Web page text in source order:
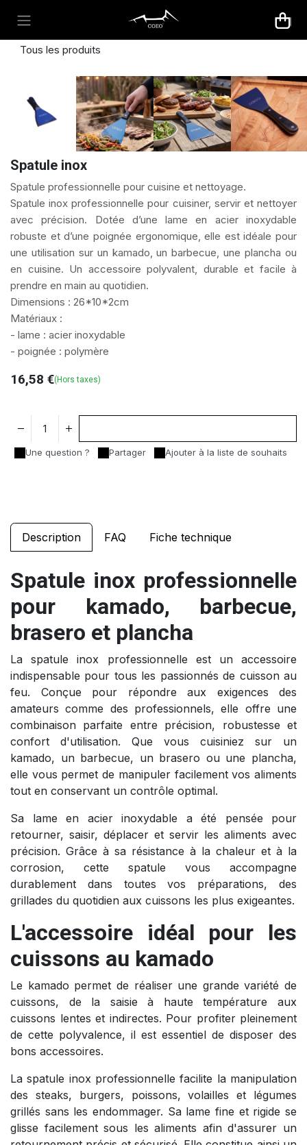
Tous les produits
Spatule inox
Spatule professionnelle pour cuisine et nettoyage.
Spatule inox professionnelle pour cuisiner, servir et nettoyer
avec précision. Dotée d’une lame en acier inoxydable
robuste et d’une poignée ergonomique, elle est idéale pour
une utilisation sur un kamado, un barbecue, une plancha ou
en cuisine. Un accessoire polyvalent, durable et facile à
prendre en main au quotidien.
Dimensions : 26*10*2cm
Matériaux :
- lame : acier inoxydable
- poignée : polymère
16,58 €(Hors taxes)
Une question ? Partager Ajouter à la liste de souhaits
Description FAQ Fiche technique
Spatule inox professionnelle
pour kamado, barbecue,
brasero et plancha
La spatule inox professionnelle est un accessoire
indispensable pour tous les passionnés de cuisson au
feu. Conçue pour répondre aux exigences des
amateurs comme des professionnels, elle offre une
combinaison parfaite entre précision, robustesse et
confort d'utilisation. Que vous cuisiniez sur un
kamado, un barbecue, un brasero ou une plancha,
elle vous permet de manipuler facilement vos aliments
tout en conservant un contrôle optimal.
Sa lame en acier inoxydable a été pensée pour
retourner, saisir, déplacer et servir les aliments avec
précision. Grâce à sa résistance à la chaleur et à la
corrosion, cette spatule vous accompagne
durablement dans toutes vos préparations, des
grillades du quotidien aux cuissons les plus exigeantes.
L'accessoire idéal pour les
cuissons au kamado
Le kamado permet de réaliser une grande variété de
cuissons, de la saisie à haute température aux
cuissons lentes et indirectes. Pour profiter pleinement
de cette polyvalence, il est essentiel de disposer des
bons accessoires.
La spatule inox professionnelle facilite la manipulation
des steaks, burgers, poissons, volailles et légumes
grillés sans les endommager. Sa lame fine et rigide se
glisse facilement sous les aliments afin d'assurer un